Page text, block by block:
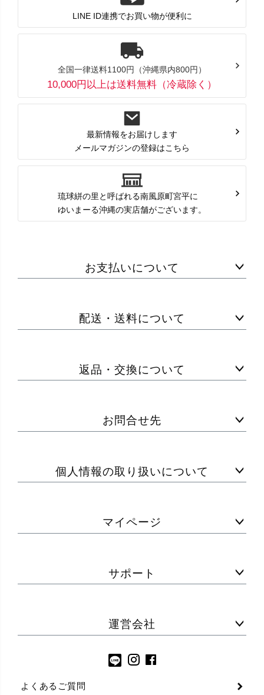
LINE ID連携でお買い物が便利に
全国一律送料1100円（沖縄県内800円）
10,000円以上は送料無料（冷蔵除く）
最新情報をお届けします
メールマガジンの登録はこちら
琉球絣の里と呼ばれる南風原町宮平に
ゆいまーる沖縄の実店舗がございます。
お支払いについて
配送・送料について
返品・交換について
お問合せ先
個人情報の取り扱いについて
マイページ
サポート
運営会社
よくあるご質問